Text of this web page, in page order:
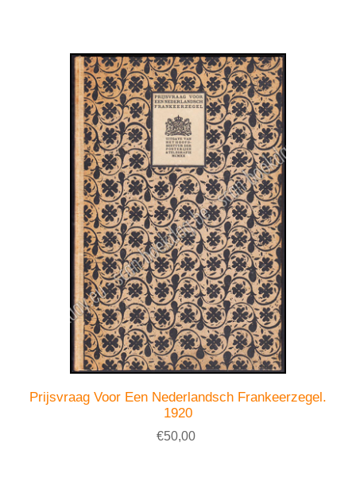
Prijsvraag Voor Een Nederlandsch Frankeerzegel.
1920
€50,00